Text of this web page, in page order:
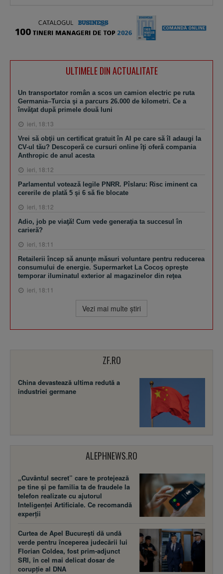
ULTIMELE DIN ACTUALITATE
Un transportator român a scos un camion electric pe ruta
Germania–Turcia şi a parcurs 26.000 de kilometri. Ce a
învăţat după primele două luni
ieri, 18:13
Vrei să obţii un certificat gratuit în AI pe care să îl adaugi la
CV-ul tău? Descoperă ce cursuri online îţi oferă compania
Anthropic de anul acesta
ieri, 18:12
Parlamentul votează legile PNRR. Pîslaru: Risc iminent ca
cererile de plată 5 şi 6 să fie blocate
ieri, 18:12
Adio, job pe viaţă! Cum vede generaţia ta succesul în
carieră?
ieri, 18:11
Retailerii încep să anunţe măsuri voluntare pentru reducerea
consumului de energie. Supermarket La Cocoş opreşte
temporar iluminatul exterior al magazinelor din reţea
ieri, 18:11
Vezi mai multe ştiri
ZF.RO
China devastează ultima redută a
industriei germane
ALEPHNEWS.RO
„Cuvântul secret” care te protejează
pe tine și pe familia ta de fraudele la
telefon realizate cu ajutorul
Inteligenței Artificiale. Ce recomandă
experții
Curtea de Apel București dă undă
verde pentru începerea judecării lui
Florian Coldea, fost prim-adjunct
SRI, în cel mai delicat dosar de
corupție al DNA